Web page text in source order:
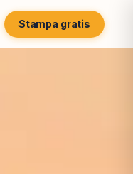
Stampa gratis